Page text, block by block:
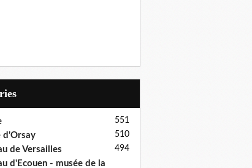
551
d'Orsay 510
de Versailles 494
d'Ecouen - musée de la